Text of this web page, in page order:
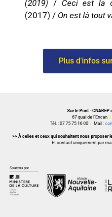
(2019) / Ceci est la
(2017) / On est là tout
Plus d'infos
Sur le Pont ·
67 quai de l’Encan
Tél. : 07 75 75 16 00
Mail :
>> À celles et ceux qui souhaitent nous proposer
Et contact uniquement par